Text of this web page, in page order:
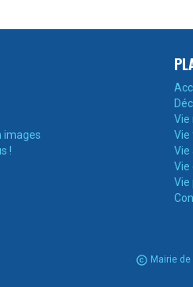
images
!
Vie
Vie
Vie
Vie
Vie
 Mairie